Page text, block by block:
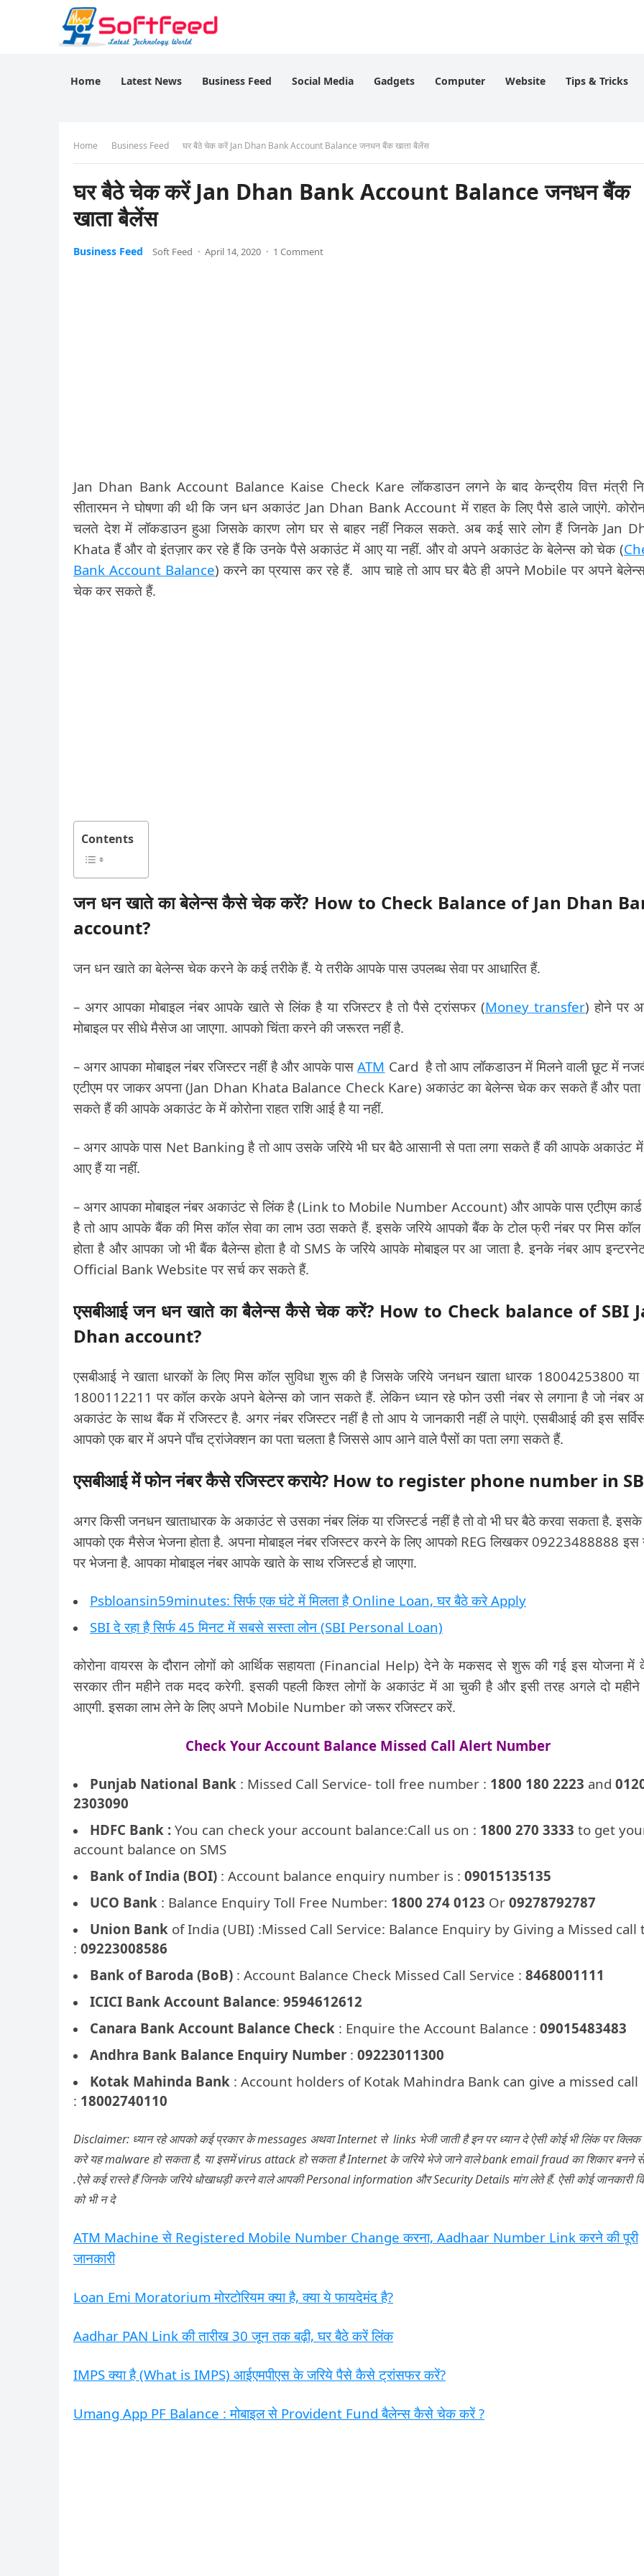
Home Latest News Business Feed Social Media Gadgets Computer Website Tips & Tricks
Home Business Feed घर बैठे चेक करें Jan Dhan Bank Account Balance जनधन बैंक खाता बैलेंस
घर बैठे चेक करें Jan Dhan Bank Account Balance जनधन बैंक
खाता बैलेंस
Business Feed Soft Feed · April 14, 2020 · 1 Comment
Jan Dhan Bank Account Balance Kaise Check Kare लॉकडाउन लगने के बाद केन्द्रीय वित्त मंत्री
सीतारमन ने घोषणा की थी कि जन धन अकाउंट Jan Dhan Bank Account में राहत के लिए पैसे डाले जाएंगे.
चलते देश में लॉकडाउन हुआ जिसके कारण लोग घर से बाहर नहीं निकल सकते. अब कई सारे लोग हैं जिनके Jan
Khata हैं और वो इंतज़ार कर रहे हैं कि उनके पैसे अकाउंट में आए या नहीं. और वो अपने अकाउंट के बेलेन्स को चेक (
Bank Account Balance) करने का प्रयास कर रहे हैं. आप चाहे तो आप घर बैठे ही अपने Mobile पर अपने
चेक कर सकते हैं.
Contents
जन धन खाते का बेलेन्स कैसे चेक करें? How to Check Balance of Jan Dhan
account?
जन धन खाते का बेलेन्स चेक करने के कई तरीके हैं. ये तरीके आपके पास उपलब्ध सेवा पर आधारित हैं.
– अगर आपका मोबाइल नंबर आपके खाते से लिंक है या रजिस्टर है तो पैसे ट्रांसफर (Money transfer) होने पर
मोबाइल पर सीधे मैसेज आ जाएगा. आपको चिंता करने की जरूरत नहीं है.
– अगर आपका मोबाइल नंबर रजिस्टर नहीं है और आपके पासATM Card है तो आप लॉकडाउन में मिलने वाली छूट में
एटीएम पर जाकर अपना (Jan Dhan Khata Balance Check Kare) अकाउंट का बेलेन्स चेक कर सकते हैं और पता
सकते हैं की आपके अकाउंट के में कोरोना राहत राशि आई है या नहीं.
– अगर आपके पास Net Banking है तो आप उसके जरिये भी घर बैठे आसानी से पता लगा सकते हैं की आपके अकाउंट
आए हैं या नहीं.
– अगर आपका मोबाइल नंबर अकाउंट से लिंक है (Link to Mobile Number Account) और आपके पास एटीएम कार्ड
है तो आप आपके बैंक की मिस कॉल सेवा का लाभ उठा सकते हैं. इसके जरिये आपको बैंक के टोल फ्री नंबर पर मिस कॉल
होता है और आपका जो भी बैंक बैलेन्स होता है वो SMS के जरिये आपके मोबाइल पर आ जाता है. इनके नंबर आप
Official Bank Website पर सर्च कर सकते हैं.
एसबीआई जन धन खाते का बैलेन्स कैसे चेक करें? How to Check balance of SBI
Dhan account?
एसबीआई ने खाता धारकों के लिए मिस कॉल सुविधा शुरू की है जिसके जरिये जनधन खाता धारक 18004253800 या
1800112211 पर कॉल करके अपने बेलेन्स को जान सकते हैं. लेकिन ध्यान रहे फोन उसी नंबर से लगाना है जो नंबर
अकाउंट के साथ बैंक में रजिस्टर है. अगर नंबर रजिस्टर नहीं है तो आप ये जानकारी नहीं ले पाएंगे. एसबीआई की इस
आपको एक बार में अपने पाँच ट्रांजेक्शन का पता चलता है जिससे आप आने वाले पैसों का पता लगा सकते हैं.
एसबीआई में फोन नंबर कैसे रजिस्टर कराये? How to register phone number in
अगर किसी जनधन खाताधारक के अकाउंट से उसका नंबर लिंक या रजिस्टर्ड नहीं है तो वो भी घर बैठे करवा सकता है. इसके
आपको एक मैसेज भेजना होता है. अपना मोबाइल नंबर रजिस्टर करने के लिए आपको REG लिखकर 09223488888 इस
पर भेजना है. आपका मोबाइल नंबर आपके खाते के साथ रजिस्टर्ड हो जाएगा.
Psbloansin59minutes: सिर्फ एक घंटे में मिलता है Online Loan, घर बैठे करे Apply
SBI दे रहा है सिर्फ 45 मिनट में सबसे सस्ता लोन (SBI Personal Loan)
कोरोना वायरस के दौरान लोगों को आर्थिक सहायता (Financial Help) देने के मकसद से शुरू की गई इस योजना में
सरकार तीन महीने तक मदद करेगी. इसकी पहली किश्त लोगों के अकाउंट में आ चुकी है और इसी तरह अगले दो
आएगी. इसका लाभ लेने के लिए अपने Mobile Number को जरूर रजिस्टर करें.
Check Your Account Balance Missed Call Alert Number
Punjab National Bank : Missed Call Service- toll free number : 1800 180 2223 and
2303090
HDFC Bank : You can check your account balance:Call us on : 1800 270 3333 to get
account balance on SMS
Bank of India (BOI) : Account balance enquiry number is : 09015135135
UCO Bank : Balance Enquiry Toll Free Number: 1800 274 0123 Or 09278792787
Union Bank of India (UBI) :Missed Call Service: Balance Enquiry by Giving a Missed call
: 09223008586
Bank of Baroda (BoB) : Account Balance Check Missed Call Service : 8468001111
ICICI Bank Account Balance: 9594612612
Canara Bank Account Balance Check : Enquire the Account Balance : 09015483483
Andhra Bank Balance Enquiry Number : 09223011300
Kotak Mahinda Bank : Account holders of Kotak Mahindra Bank can give a missed call
: 18002740110
Disclaimer: ध्यान रहे आपको कई प्रकार के messages अथवा Internet से links भेजी जाती है इन पर ध्यान दे ऐसी कोई भी लिंक पर क्लिक
करे यह malware हो सकता है, या इसमें virus attack हो सकता है Internet के जरिये भेजे जाने वाले bank email fraud का शिकार बनने
.ऐसे कई रास्ते हैं जिनके जरिये धोखाधड़ी करने वाले आपकी Personal information और Security Details मांग लेते हैं. ऐसी कोई जानकारी
को भी न दे
ATM Machine से Registered Mobile Number Change करना, Aadhaar Number Link करने की पूरी
जानकारी
Loan Emi Moratorium मोरटोरियम क्या है, क्या ये फायदेमंद है?
Aadhar PAN Link की तारीख 30 जून तक बढ़ी, घर बैठे करें लिंक
IMPS क्या है (What is IMPS) आईएमपीएस के जरिये पैसे कैसे ट्रांसफर करें?
Umang App PF Balance : मोबाइल से Provident Fund बैलेन्स कैसे चेक करें ?